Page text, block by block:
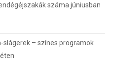
száma júniusban
slágerek – színes programok